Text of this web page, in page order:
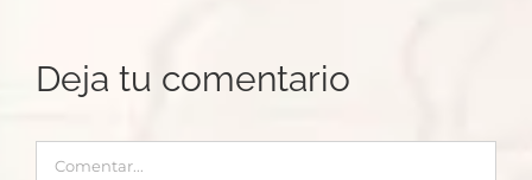
Deja tu comentario
Comentar